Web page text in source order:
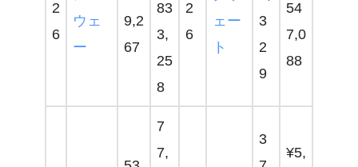
2
6
ウェ
ー
9,2
67
83
3,
25
8
2
6
ェー
ト
3
2
9
54
7,0
88
7
7,
3
¥5,